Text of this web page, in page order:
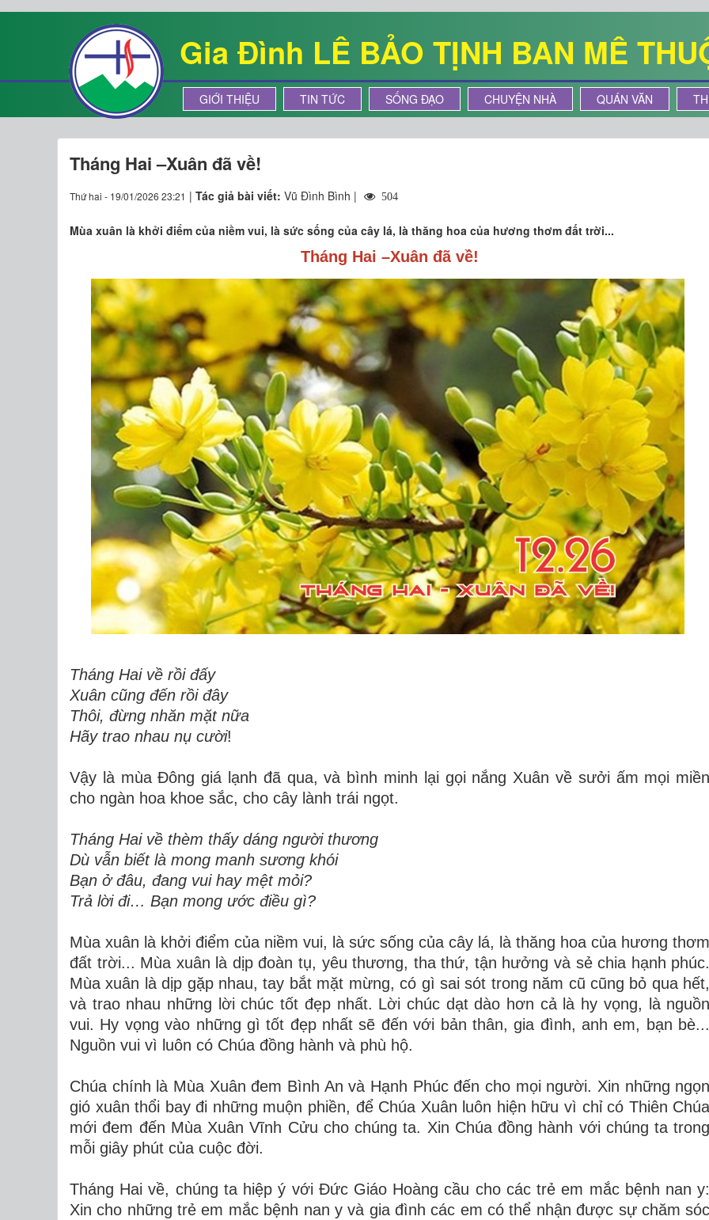
Gia Đình LÊ BẢO TỊNH BAN MÊ
GIỚI THIỆU TIN TỨC SỐNG ĐẠO CHUYỆN NHÀ QUÁN VĂN
Tháng Hai –Xuân đã về!
Thứ hai - 19/01/2026 23:21 | Tác giả bài viết: Vũ Đình Bình | 504
Mùa xuân là khởi điểm của niềm vui, là sức sống của cây lá, là thăng hoa của hương thơm đất trời...
Tháng Hai –Xuân đã về!
Tháng Hai về rồi đấy
Xuân cũng đến rồi đây
Thôi, đừng nhăn mặt nữa
Hãy trao nhau nụ cười!
Vậy là mùa Đông giá lạnh đã qua, và bình minh lại gọi nắng Xuân về sưởi ấm mọi miền
cho ngàn hoa khoe sắc, cho cây lành trái ngọt.
Tháng Hai về thèm thấy dáng người thương
Dù vẫn biết là mong manh sương khói
Bạn ở đâu, đang vui hay mệt mỏi?
Trả lời đi… Bạn mong ước điều gì?
Mùa xuân là khởi điểm của niềm vui, là sức sống của cây lá, là thăng hoa của hương thơm
đất trời... Mùa xuân là dịp đoàn tụ, yêu thương, tha thứ, tận hưởng và sẻ chia hạnh phúc.
Mùa xuân là dịp gặp nhau, tay bắt mặt mừng, có gì sai sót trong năm cũ cũng bỏ qua hết,
và trao nhau những lời chúc tốt đẹp nhất. Lời chúc dạt dào hơn cả là hy vọng, là nguồn
vui. Hy vọng vào những gì tốt đẹp nhất sẽ đến với bản thân, gia đình, anh em, bạn bè...
Nguồn vui vì luôn có Chúa đồng hành và phù hộ.
Chúa chính là Mùa Xuân đem Bình An và Hạnh Phúc đến cho mọi người. Xin những ngọn
gió xuân thổi bay đi những muộn phiền, để Chúa Xuân luôn hiện hữu vì chỉ có Thiên Chúa
mới đem đến Mùa Xuân Vĩnh Cửu cho chúng ta. Xin Chúa đồng hành với chúng ta trong
mỗi giây phút của cuộc đời.
Tháng Hai về, chúng ta hiệp ý với Đức Giáo Hoàng cầu cho các trẻ em mắc bệnh nan y:
Xin cho những trẻ em mắc bệnh nan y và gia đình các em có thể nhận được sự chăm sóc